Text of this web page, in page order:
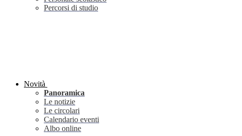
Percorsi di studio
Novità
Panoramica
Le notizie
Le circolari
Calendario eventi
Albo online